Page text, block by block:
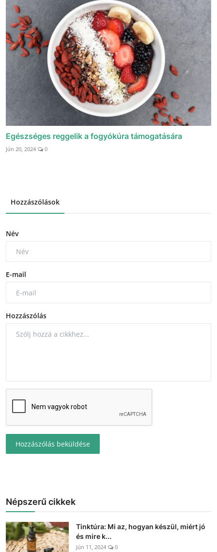
Egészséges reggelik a fogyókúra támogatására
Jún 20, 2024 0
Hozzászólások
Név
E-mail
Hozzászólás
Hozzászólás beküldése
Népszerű cikkek
Tinktúra: Mi az, hogyan készül, miért jó
és mire k...
Jún 11, 2024 0